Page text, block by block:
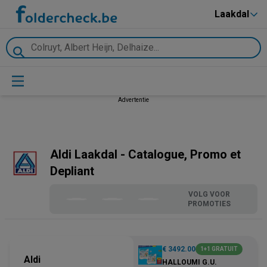
Laakdal
Advertentie
Aldi Laakdal - Catalogue, Promo et
Depliant
VOLG VOOR
PROMOTIES
Aldi
€ 3492.00 1+1 GRATUIT
HALLOUMI G.U.